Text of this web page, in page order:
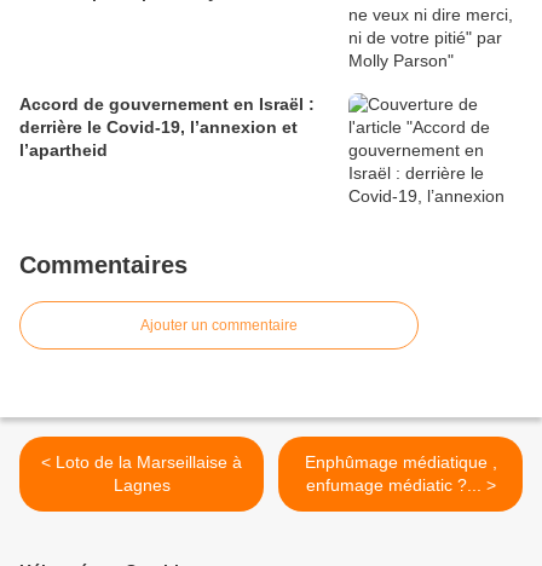
Accord de gouvernement en Israël :
derrière le Covid-19, l’annexion et
l’apartheid
Commentaires
Ajouter un commentaire
< Loto de la Marseillaise à
Lagnes
Enphûmage médiatique ,
enfumage médiatic ?... >